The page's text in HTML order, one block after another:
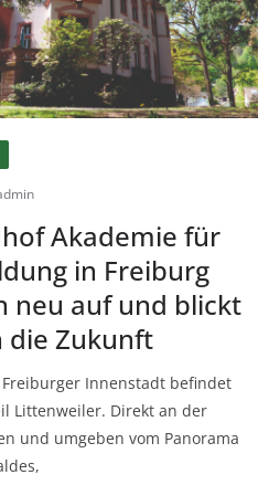
Akademie für
in Freiburg
neu auf und blickt
die Zukunft
Innenstadt befindet
Littenweiler. Direkt an der
und umgeben vom Panorama